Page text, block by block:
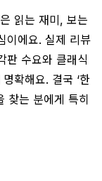
읽는 재미, 보는
이에요. 실제 리뷰
판 수요와 클래식
확해요. 결국 ‘한
찾는 분에게 특히